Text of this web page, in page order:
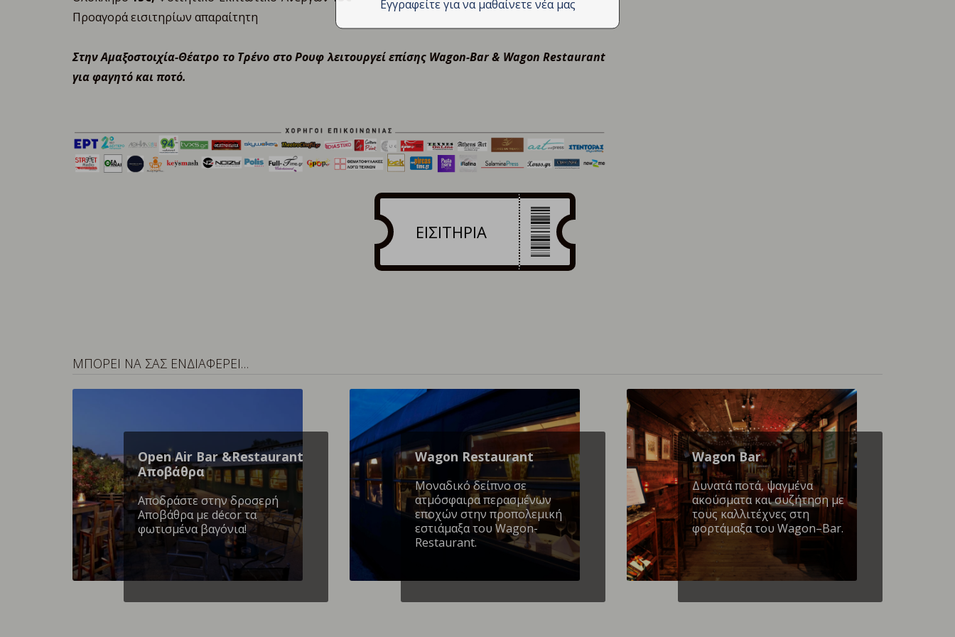
Εγγραφείτε για να μαθαίνετε νέα μας
Προαγορά εισιτηρίων απαραίτητη
Στην Αμαξοστοιχία-Θέατρο το Τρένο στο Ρουφ λειτουργεί επίσης Wagon-Bar & Wagon Restaurant
για φαγητό και ποτό.
ΕΙΣΙΤΗΡΙΑ
ΜΠΟΡΕΙ ΝΑ ΣΑΣ ΕΝΔΙΑΦΕΡΕΙ…
Open Air Bar &Restaurant
Αποβάθρα
Αποδράστε στην δροσερή
Αποβάθρα με décor τα
φωτισμένα βαγόνια!
Wagon Restaurant
Mοναδικό δείπνο σε
ατμόσφαιρα περασμένων
εποχών στην προπολεμική
εστιάμαξα του Wagon-
Restaurant.
Wagon Βar
Δυνατά ποτά, ψαγμένα
ακούσματα και συζήτηση με
τους καλλιτέχνες στη
φορτάμαξα του Wagon–Bar.